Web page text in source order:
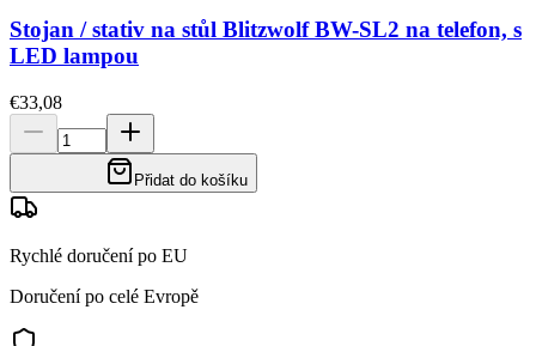
Stojan / stativ na stůl Blitzwolf BW-SL2 na telefon, s
LED lampou
€33,08
Přidat do košíku
Rychlé doručení po EU
Doručení po celé Evropě